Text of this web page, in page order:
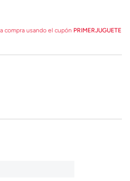
compra usando el cupón PRIMERJUGUETE